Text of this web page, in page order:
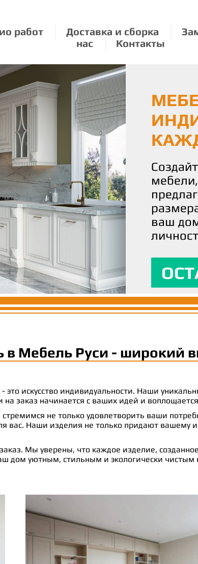
работ Доставка и сборка
нас
Контакты
ваш
О
Мы
Наши
уют и
С нами
Наша
чтобы
вашим
в Мебель Руси - широкий
искусство индивидуальности. Наши
на заказ начинается с ваших идей и
не только удовлетворить ваши
Наши изделия не только придают вашему
Мы уверены, что каждое изделие,
дом уютным, стильным и экологически чистым